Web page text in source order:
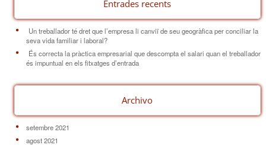
Entrades recents
Un treballador té dret que l’empresa li canviï de seu geogràfica per conciliar la
seva vida familiar i laboral?
És correcta la pràctica empresarial que descompta el salari quan el treballador
és impuntual en els fitxatges d’entrada
Archivo
setembre 2021
agost 2021